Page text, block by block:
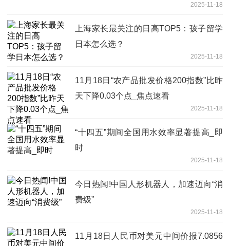
2025-11-18
上海家长最关注的日高TOP5：孩子留学
日本怎么选？
2025-11-18
11月18日“农产品批发价格200指数”比昨
天下降0.03个点_焦点速看
2025-11-18
“十四五”期间全国用水效率显著提高_即
时
2025-11-18
今日热闻!中国人形机器人，加速迈向“消
费级”
2025-11-18
11月18日人民币对美元中间价报7.0856